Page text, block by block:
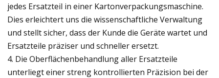
jedes Ersatzteil in einer Kartonverpackungsmaschine.
Dies erleichtert uns die wissenschaftliche Verwaltung
und stellt sicher, dass der Kunde die Geräte wartet und
Ersatzteile präziser und schneller ersetzt.
4. Die Oberflächenbehandlung aller Ersatzteile
unterliegt einer streng kontrollierten Präzision bei der